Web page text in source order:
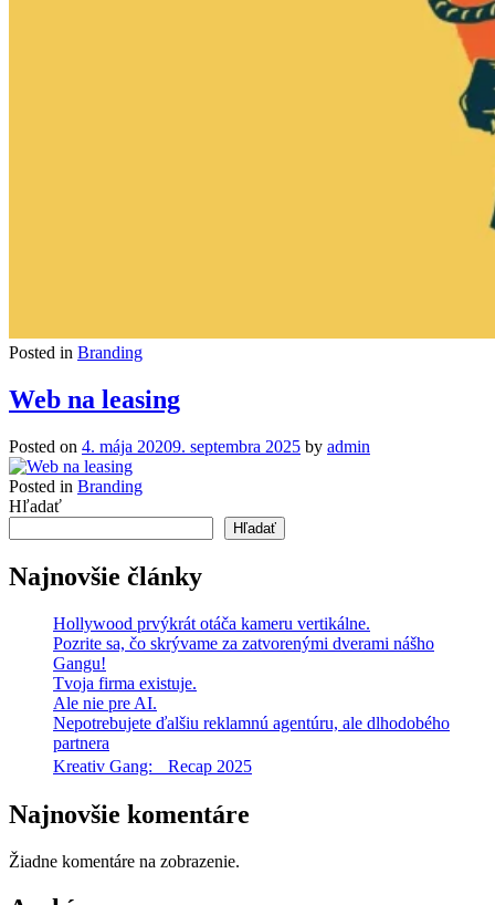
Posted in Branding
Web na leasing
Posted on 4. mája 20209. septembra 2025 by admin
Posted in Branding
Hľadať
Hľadať
Najnovšie články
Hollywood prvýkrát otáča kameru vertikálne.
Pozrite sa, čo skrývame za zatvorenými dverami nášho
Gangu!
Tvoja firma existuje.
Ale nie pre AI.
Nepotrebujete ďalšiu reklamnú agentúru, ale dlhodobého
partnera
Kreativ Gang: Recap 2025
Najnovšie komentáre
Žiadne komentáre na zobrazenie.